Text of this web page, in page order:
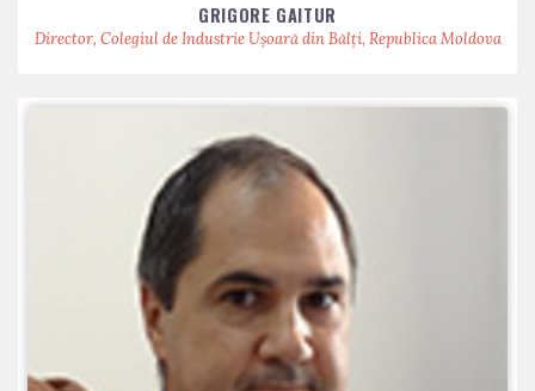
GRIGORE GAITUR
Director, Colegiul de Industrie Ușoară din Bălți, Republica Moldova